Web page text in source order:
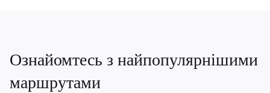
Ознайомтесь з найпопулярнішими
маршрутами